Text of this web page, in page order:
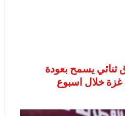
ثنائي يسمح بعودة
غزة خلال اسبوع